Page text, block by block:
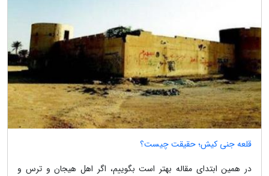
قلعه جنی کیش؛ حقیقت چیست؟
در همین ابتدای مقاله بهتر است بگوییم، اگر اهل هیجان و ترس و